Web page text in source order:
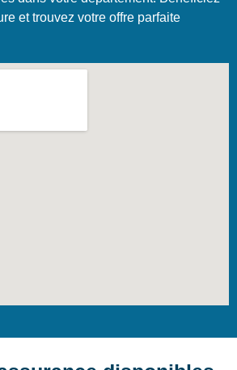
et trouvez votre offre parfaite